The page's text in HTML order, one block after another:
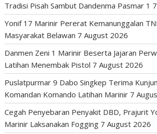
Tradisi Pisah Sambut Dandenma Pasmar 1
Yonif 17 Marinir Pererat Kemanunggalan
Masyarakat Belawan 7 August 2026
Danmen Zeni 1 Marinir Beserta Jajaran
Latihan Menembak Pistol 7 August 2026
Puslatpurmar 9 Dabo Singkep Terima
Komandan Komando Latihan Marinir 7
Cegah Penyebaran Penyakit DBD, Prajurit
Marinir Laksanakan Fogging 7 August 2026